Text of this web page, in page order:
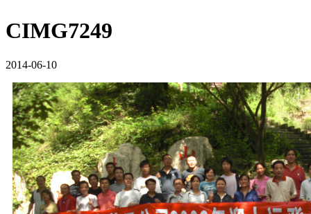
CIMG7249
2014-06-10